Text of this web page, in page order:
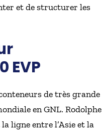
et de structurer les
EVP
de très grande
en GNL. Rodolphe
ligne entre l’Asie et la